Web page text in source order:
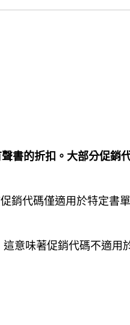
書的折扣。大部分促銷
銷代碼僅適用於特定書
意味著促銷代碼不適用